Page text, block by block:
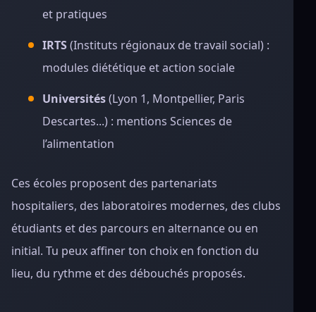
et pratiques
IRTS(Instituts régionaux de travail social) :
modules diététique et action sociale
Universités(Lyon 1, Montpellier, Paris
Descartes...) : mentions Sciences de
l’alimentation
Ces écoles proposent des partenariats
hospitaliers, des laboratoires modernes, des clubs
étudiants et des parcours en alternance ou en
initial. Tu peux affiner ton choix en fonction du
lieu, du rythme et des débouchés proposés.